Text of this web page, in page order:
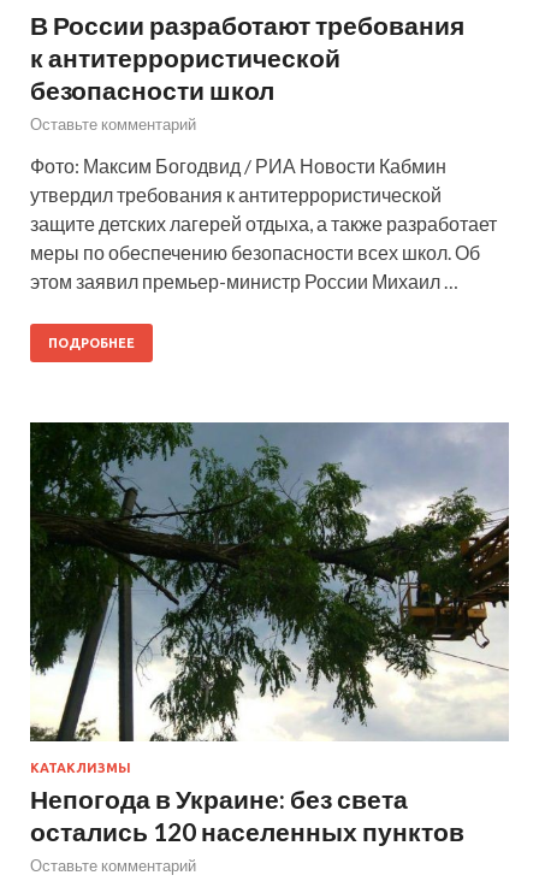
В России разработают требования
к антитеррористической
безопасности школ
Оставьте комментарий
Фото: Максим Богодвид / РИА Новости Кабмин
утвердил требования к антитеррористической
защите детских лагерей отдыха, а также разработает
меры по обеспечению безопасности всех школ. Об
этом заявил премьер-министр России Михаил …
ПОДРОБНЕЕ
КАТАКЛИЗМЫ
Непогода в Украине: без света
остались 120 населенных пунктов
Оставьте комментарий